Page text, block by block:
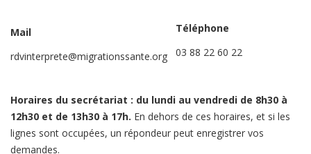
Mail
rdvinterprete@migrationssante.org
Téléphone
03 88 22 60 22
Horaires du secrétariat : du lundi au vendredi de 8h30 à
12h30 et de 13h30 à 17h. En dehors de ces horaires, et si les
lignes sont occupées, un répondeur peut enregistrer vos
demandes.